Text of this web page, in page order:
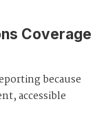
Coverage
because
accessible